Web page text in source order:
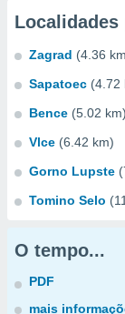
Zagrad (4.36
Sapatoec (4.72
Bence (5.02 km)
Vlce (6.42 km)
Gorno Lupste
Tomino Selo
O tempo...
PDF
mais